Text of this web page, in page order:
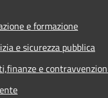
e formazione
e sicurezza pubblica
e